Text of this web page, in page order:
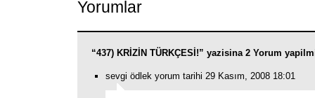
Yorumlar
“437) KRİZİN TÜRKÇESİ!” yazisina 2 Yorum
sevgi ödlek yorum tarihi 29 Kasım, 2008 18:01